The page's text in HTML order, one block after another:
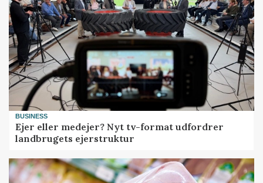
BUSINESS
Ejer eller medejer? Nyt tv-format udfordrer
landbrugets ejerstruktur